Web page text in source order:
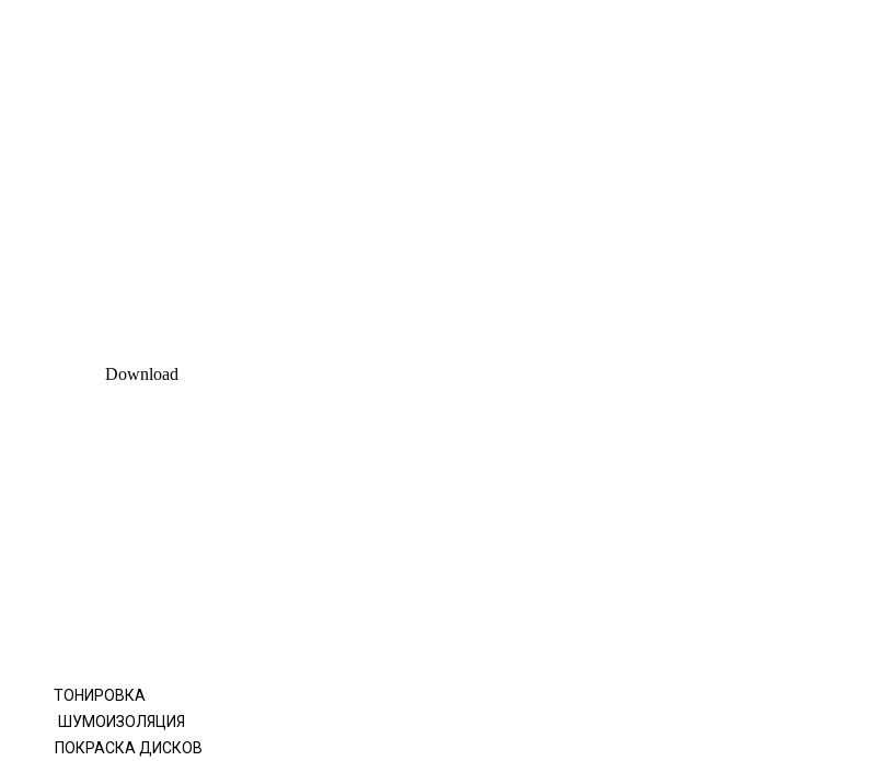
Download
ТОНИРОВКА
ШУМОИЗОЛЯЦИЯ
ПОКРАСКА ДИСКОВ